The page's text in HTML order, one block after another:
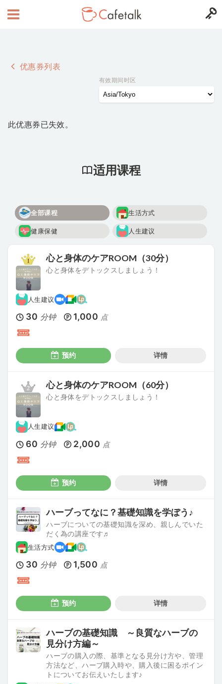
优惠券列表
有效期间时区
此优惠券已失效。
适用课程
全部课程 生活方式
健康保健 人生建议
心と身体のケアROOM（30分）
心と身体をデトックスしましょう！
人生建议
30 分钟 1,000 点
预约 详情
心と身体のケアROOM（60分）
心と身体をデトックスしましょう！
人生建议
60 分钟 2,000 点
预约 详情
ハーブってなに？基礎知識を学ぼう♪
ハーブについての基礎知識を深め、親しんでいた
だく為の講座です♬
生活方式
30 分钟 1,500 点
预约 详情
ハーブの基礎知識 ～良質なハーブの
見分け方編～
ハーブの購入の際、基準となる見分け方や、管理
方法など、ハーブ購入時や、購入後に困るポイン
トについてお伝えいたします♪